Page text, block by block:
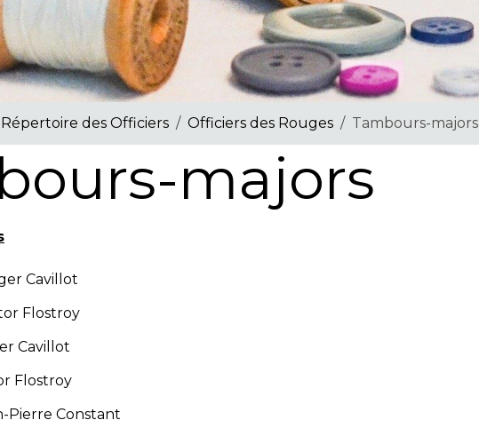
Répertoire des Officiers Officiers des Rouges Tambours-majors
majors
Cavillot
Flostroy
Cavillot
Flostroy
Constant